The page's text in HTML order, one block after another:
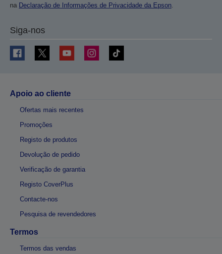
na Declaração de Informações de Privacidade da Epson.
Siga-nos
Apoio ao cliente
Ofertas mais recentes
Promoções
Registo de produtos
Devolução de pedido
Verificação de garantia
Registo CoverPlus
Contacte-nos
Pesquisa de revendedores
Termos
Termos das vendas